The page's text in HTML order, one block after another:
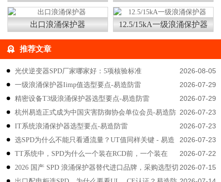
出口浪涌保护器 12.5/15kA一级浪涌保护器
推荐文章
2026-08-05
光伏逆变器SPD厂家哪家好：5项核验标准
2026-07-29
一级浪涌保护器Iimp值选型要点-易造防雷
2026-07-29
精密设备T3级浪涌保护器选型要点-易造防雷
2026-07-23
杭州易造正式成为中国灾害防御协会单位会员-易造防
雷
2026-07-23
IT系统浪涌保护器选型要点-易造防雷
2026-07-23
选SPD为什么不能只看通流量？UT值同样关键 - 易造
防雷
2026-07-22
TT系统中，SPD为什么一个装在RCD前，一个装在
后？-易造防雷
2026-07-15
2026 国产 SPD 浪涌保护器替代进口品牌，采购选型切